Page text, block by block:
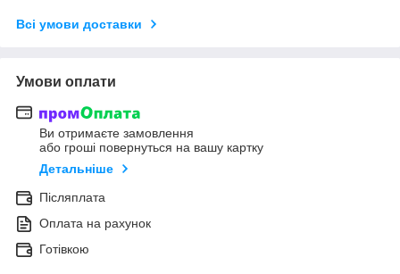
Всі умови доставки
Умови оплати
Ви отримаєте замовлення
або гроші повернуться на вашу картку
Детальніше
Післяплата
Оплата на рахунок
Готівкою